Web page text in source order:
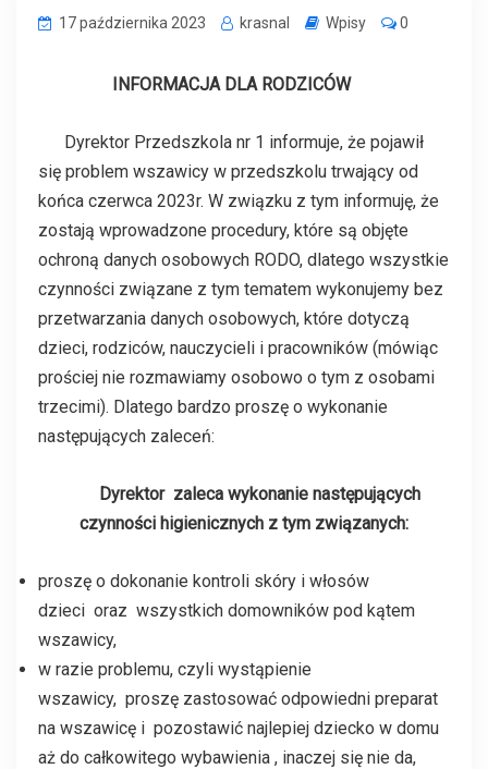
17 października 2023 krasnal Wpisy 0
INFORMACJA DLA RODZICÓW
Dyrektor Przedszkola nr 1 informuje, że pojawił
się problem wszawicy w przedszkolu trwający od
końca czerwca 2023r. W związku z tym informuję, że
zostają wprowadzone procedury, które są objęte
ochroną danych osobowych RODO, dlatego wszystkie
czynności związane z tym tematem wykonujemy bez
przetwarzania danych osobowych, które dotyczą
dzieci, rodziców, nauczycieli i pracowników (mówiąc
prościej nie rozmawiamy osobowo o tym z osobami
trzecimi). Dlatego bardzo proszę o wykonanie
następujących zaleceń:
Dyrektor zaleca wykonanie następujących
czynności higienicznych z tym związanych:
proszę o dokonanie kontroli skóry i włosów
dzieci oraz wszystkich domowników pod kątem
wszawicy,
w razie problemu, czyli wystąpienie
wszawicy, proszę zastosować odpowiedni preparat
na wszawicę i pozostawić najlepiej dziecko w domu
aż do całkowitego wybawienia , inaczej się nie da,